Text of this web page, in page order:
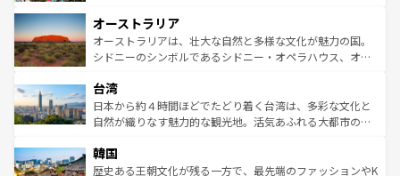
部のニューオーリンズでは、音楽と美食が融合した独特の
文化が魅力。旅行者はアメリカの各地域で異なる魅力を楽
しみながら、その多様性と豊かな歴史を感じることができ
ならではの贅沢な旅のスタイルだ。 なお、新着のアメリカ
情報はコンテンツ一覧を参照してほしい。
ワイ島は見逃せない。また、定番の観光地といえばオアフ
島だが、静かな自然を求めるならマウイ島やカウアイ島が
おすすめ。エメラルドグリーンに輝く海をはじめ、豊かな
れるおもてなしの心で訪れる人々を迎えてくれるハワイの
人々、おいしいローカルフードやハワイアンミュージッ
ク、伝統的なフラダンスなど、すべてがハワイの魅力を彩
ワイを、存分に味わってほしい。 なお、新着のハワイ情報
はコンテンツ一覧を参照してほしい。
オーストラリア
オーストラリアは、壮大な自然と多様な文化が魅力の国。
シドニーのシンボルであるシドニー・オペラハウス、オー
リアリーフや大陸中央部にそびえるウルル（エアーズロッ
ク）、タスマニアの美しい原生林やケアンズの熱帯雨林な
ど、見どころがたくさん。また、カフェやワイン、オージ
いる。アクティビティも充実しており、サーフィンやダイ
ビング、ハイキングなど、アウトドア好きにはたまらな
台湾
日本から約４時間ほどでたどり着く台湾は、多彩な文化と
自然が織りなす魅力的な観光地。活気あふれる大都市の台
ン）、静ひつな山岳地帯である台湾東部など、都市の喧騒
と山間の静けさが共存しており、訪れる人に新しい発見と
韓国
歴史ある王朝文化が残る一方で、最先端のファッションやK